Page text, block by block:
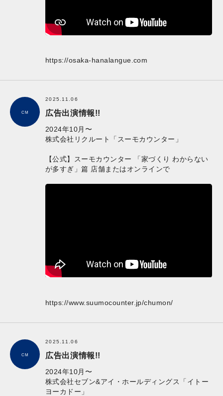
https://osaka-hanalangue.com
CM
2025.11.06
広告出演情報!!
2024年10月〜
株式会社リクルート「スーモカウンター」
【公式】スーモカウンター 「家づくり わからない
が多すぎ」篇 店舗またはオンラインで
https://www.suumocounter.jp/chumon/
CM
2025.11.06
広告出演情報!!
2024年10月〜
株式会社セブン&アイ・ホールディングス「イトー
ヨーカドー」